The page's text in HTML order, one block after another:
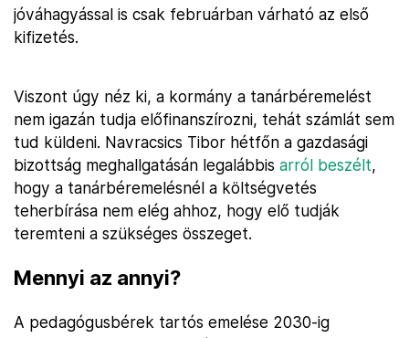
jóváhagyással is csak februárban várható az első
kifizetés.
Viszont úgy néz ki, a kormány a tanárbéremelést
nem igazán tudja előfinanszírozni, tehát számlát sem
tud küldeni. Navracsics Tibor hétfőn a gazdasági
bizottság meghallgatásán legalábbis arról beszélt,
hogy a tanárbéremelésnél a költségvetés
teherbírása nem elég ahhoz, hogy elő tudják
teremteni a szükséges összeget.
Mennyi az annyi?
A pedagógusbérek tartós emelése 2030-ig